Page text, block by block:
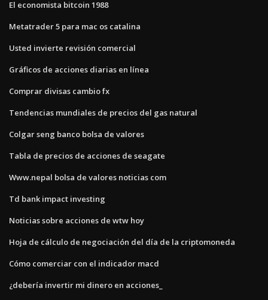
El economista bitcoin 1988
Metatrader 5 para mac os catalina
Usted invierte revisión comercial
Gráficos de acciones diarias en línea
Comprar divisas cambio fx
Tendencias mundiales de precios del gas natural
Colgar seng banco bolsa de valores
Tabla de precios de acciones de seagate
Www.nepal bolsa de valores noticias com
Td bank impact investing
Noticias sobre acciones de wtw hoy
Hoja de cálculo de negociación del día de la criptomoneda
Cómo comerciar con el indicador macd
¿debería invertir mi dinero en acciones_